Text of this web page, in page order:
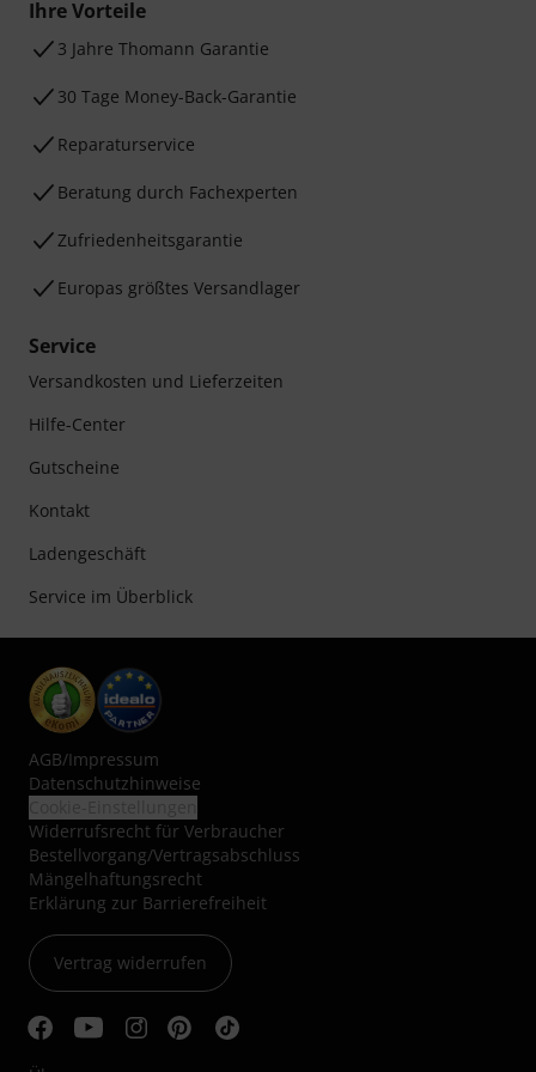
Ihre Vorteile
3 Jahre Thomann Garantie
30 Tage Money-Back-Garantie
Reparaturservice
Beratung durch Fachexperten
Zufriedenheitsgarantie
Europas größtes Versandlager
Service
Versandkosten und Lieferzeiten
Hilfe-Center
Gutscheine
Kontakt
Ladengeschäft
Service im Überblick
AGB/Impressum
Datenschutzhinweise
Widerrufsrecht für Verbraucher
Bestellvorgang/Vertragsabschluss
Mängelhaftungsrecht
Erklärung zur Barrierefreiheit
Vertrag widerrufen